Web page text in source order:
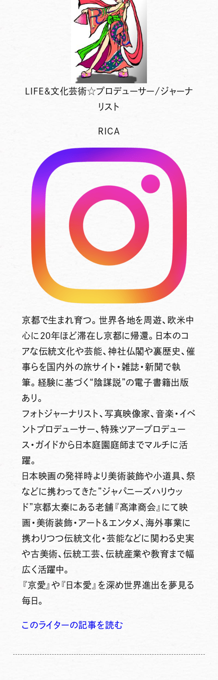
LIFE&文化芸術☆プロデューサー/ジャーナ
リスト
RICA
京都で生まれ育つ。世界各地を周遊、欧米中
心に20年ほど滞在し京都に帰還。日本のコ
アな伝統文化や芸能、神社仏閣や裏歴史、催
事らを国内外の旅サイト・雑誌・新聞で執
筆。経験に基づく“陰謀説”の電子書籍出版
あり。
フォトジャーナリスト、写真映像家、音楽・イベ
ントプロデューサー、特殊ツアープロデュー
ス・ガイドから日本庭園庭師までマルチに活
躍。
日本映画の発祥時より美術装飾や小道具、祭
などに携わってきた”ジャパニーズハリウッ
ド”京都太秦にある老舗『髙津商会』にて映
画・美術装飾・アート＆エンタメ、海外事業に
携わりつつ伝統文化・芸能などに関わる史実
や古美術、伝統工芸、伝統産業や教育まで幅
広く活躍中。
『京愛』や『日本愛』を深め世界進出を夢見る
毎日。
このライターの記事を読む